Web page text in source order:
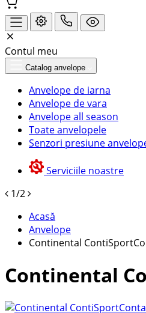
Contul meu
Catalog anvelope
Anvelope de iarna
Anvelope de vara
Anvelope all season
Toate anvelopele
Senzori presiune
Serviciile noastre
1/2
Acasă
Anvelope
Continental
Continental